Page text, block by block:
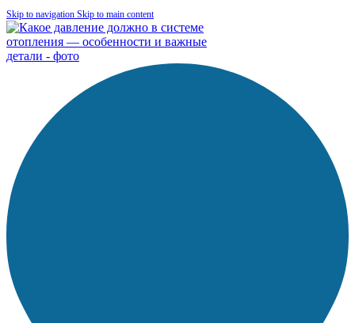
Skip to navigation Skip to main content